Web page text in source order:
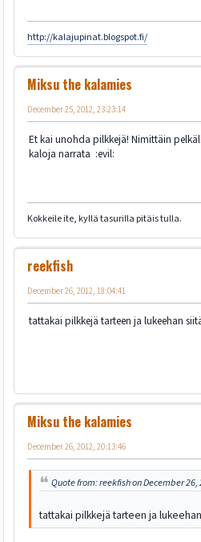
http://kalajupinat.blogspot.fi/
Miksu the kalamies
December 25, 2012, 23:23:14
Et kai unohda pilkkejä! Nimittäin
kaloja narrata :evil:
Kokkeile ite, kyllä tasurilla pitäis tulla.
reekfish
December 26, 2012, 18:04:41
tattakai pilkkejä tarteen ja lukeehan
Miksu the kalamies
December 26, 2012, 20:13:46
Quote from: reekfish on December 26,
tattakai pilkkejä tarteen ja